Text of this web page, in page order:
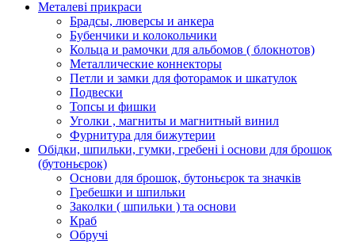
Металеві прикраси
Брадсы, люверсы и анкера
Бубенчики и колокольчики
Кольца и рамочки для альбомов ( блокнотов)
Металлические коннекторы
Петли и замки для фоторамок и шкатулок
Подвески
Топсы и фишки
Уголки , магниты и магнитный винил
Фурнитура для бижутерии
Обідки, шпильки, гумки, гребені і основи для брошок
(бутоньєрок)
Основи для брошок, бутоньєрок та значків
Гребешки и шпильки
Заколки ( шпильки ) та основи
Краб
Обручі